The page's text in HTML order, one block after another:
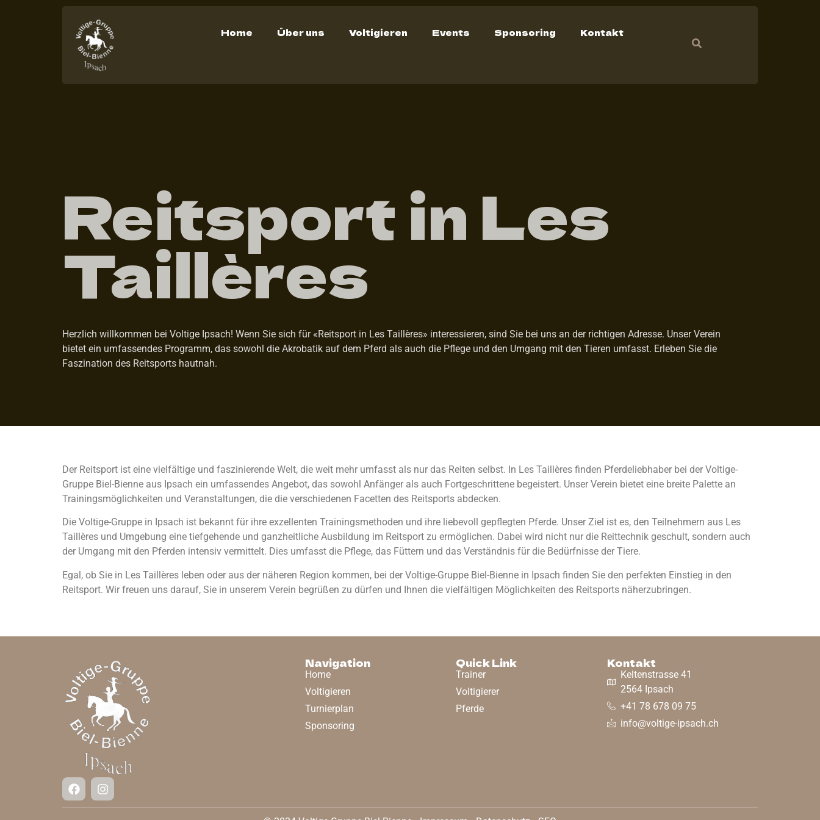
Home Über uns Voltigieren Events Sponsoring Kontakt
Reitsport in Les
Taillères
Herzlich willkommen bei Voltige Ipsach! Wenn Sie sich für «Reitsport in Les Taillères» interessieren, sind Sie bei uns an der richtigen Adresse. Unser Verein
bietet ein umfassendes Programm, das sowohl die Akrobatik auf dem Pferd als auch die Pflege und den Umgang mit den Tieren umfasst. Erleben Sie die
Faszination des Reitsports hautnah.
Der Reitsport ist eine vielfältige und faszinierende Welt, die weit mehr umfasst als nur das Reiten selbst. In Les Taillères finden Pferdeliebhaber bei der Voltige-
Gruppe Biel-Bienne aus Ipsach ein umfassendes Angebot, das sowohl Anfänger als auch Fortgeschrittene begeistert. Unser Verein bietet eine breite Palette an
Trainingsmöglichkeiten und Veranstaltungen, die die verschiedenen Facetten des Reitsports abdecken.
Die Voltige-Gruppe in Ipsach ist bekannt für ihre exzellenten Trainingsmethoden und ihre liebevoll gepflegten Pferde. Unser Ziel ist es, den Teilnehmern aus Les
Taillères und Umgebung eine tiefgehende und ganzheitliche Ausbildung im Reitsport zu ermöglichen. Dabei wird nicht nur die Reittechnik geschult, sondern auch
der Umgang mit den Pferden intensiv vermittelt. Dies umfasst die Pflege, das Füttern und das Verständnis für die Bedürfnisse der Tiere.
Egal, ob Sie in Les Taillères leben oder aus der näheren Region kommen, bei der Voltige-Gruppe Biel-Bienne in Ipsach finden Sie den perfekten Einstieg in den
Reitsport. Wir freuen uns darauf, Sie in unserem Verein begrüßen zu dürfen und Ihnen die vielfältigen Möglichkeiten des Reitsports näherzubringen.
Navigation
Home
Voltigieren
Turnierplan
Sponsoring
Quick Link
Trainer
Voltigierer
Pferde
Kontakt
Keltenstrasse 41
2564 Ipsach
+41 78 678 09 75
info@voltige-ipsach.ch